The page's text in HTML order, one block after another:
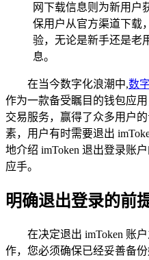
网下载信息则为新用户
保用户从官方渠道下载
验，无论是新手还是老
息。
在当今数字化浪潮中,数
作为一款备受瞩目的钱包应
交易服务，赢得了众多用户
素，用户有时需要退出
地介绍 imToken 退出登录账
应手。
明确退出登录的前
在决定退出 imToken 账
作，您必须确保已经妥善备